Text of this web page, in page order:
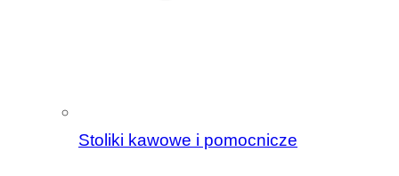
Stoliki kawowe i pomocnicze